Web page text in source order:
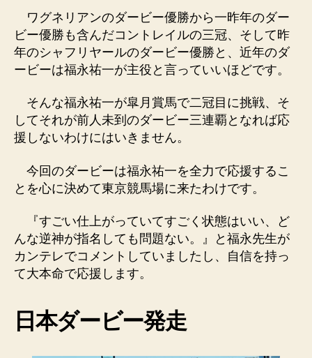
ワグネリアンのダービー優勝から一昨年のダー
ビー優勝も含んだコントレイルの三冠、そして昨
年のシャフリヤールのダービー優勝と、近年のダ
ービーは福永祐一が主役と言っていいほどです。
そんな福永祐一が皐月賞馬で二冠目に挑戦、そ
してそれが前人未到のダービー三連覇となれば応
援しないわけにはいきません。
今回のダービーは福永祐一を全力で応援するこ
とを心に決めて東京競馬場に来たわけです。
『すごい仕上がっていてすごく状態はいい、ど
んな逆神が指名しても問題ない。』と福永先生が
カンテレでコメントしていましたし、自信を持っ
て大本命で応援します。
日本ダービー発走